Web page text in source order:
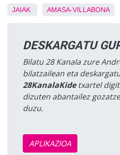
JAIAK AMASA-VILLABONA
DESKARGATU
Bilatu 28 Kanala zure
bilatzailean eta
28KanalaKidetxartel
dizuten abantailez
duzu.
APLIKAZIOA